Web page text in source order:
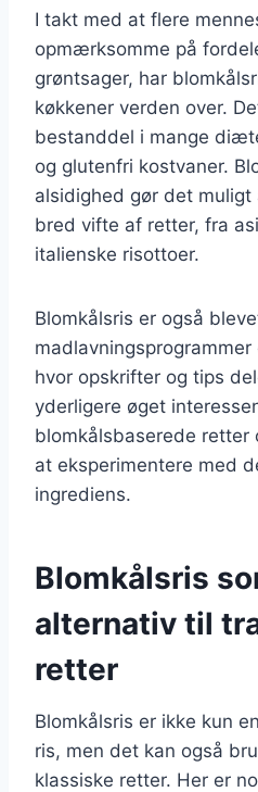
I takt med at flere
opmærksomme på
grøntsager, har
køkkener verden over.
bestanddel i mange
og glutenfri kostvaner.
alsidighed gør det
bred vifte af retter, fra
italienske risottoer.
Blomkålsris er også
hvor opskrifter og tips
yderligere øget
blomkålsbaserede retter
at eksperimentere med
ingrediens.
Blomkålsris
alternativ til
retter
Blomkålsris er ikke kun
ris, men det kan også
klassiske retter. Her er